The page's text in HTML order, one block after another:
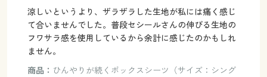
涼しいというより、ザラザラした生地が私には痛く感じ
て合いませんでした。普段セシールさんの伸びる生地の
フワサラ感を使用しているから余計に感じたのかもしれ
ません。
商品： ひんやりが続くボックスシーツ（サイズ：シング